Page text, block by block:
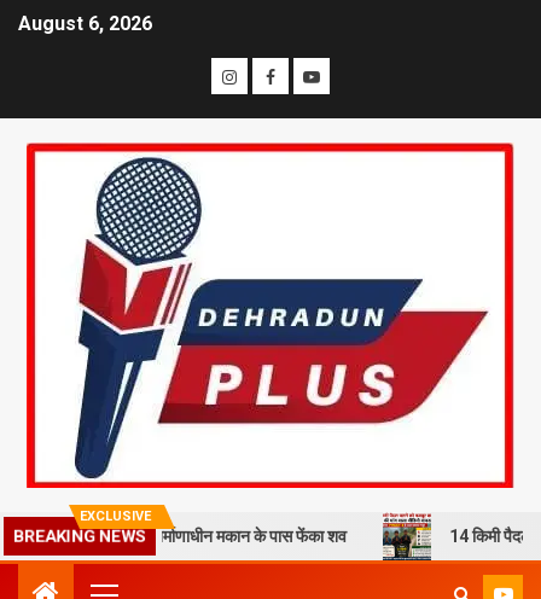
August 6, 2026
EXCLUSIVE
BREAKING NEWS
से हत्या कर निर्माणाधीन मकान के पास फेंका शव 14 किमी पैदल चलने को